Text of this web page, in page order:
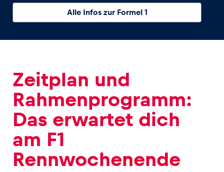
Seiten
Alle Infos zur Formel 1
Zeitplan und
Rahmenprogramm:
Das erwartet dich
am F1
Rennwochenende